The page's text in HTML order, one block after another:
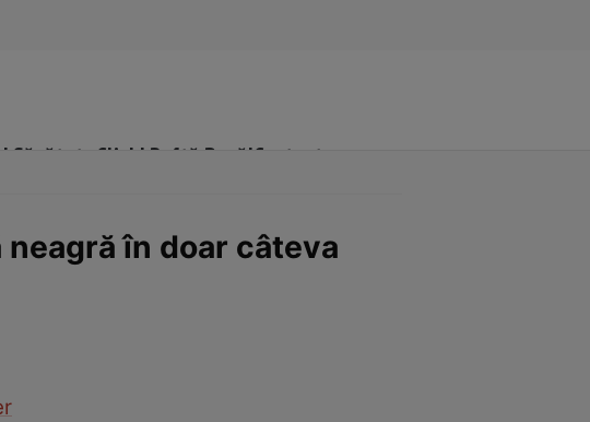
Sănătate Click! Poftă Bună!Contact
în doar câteva